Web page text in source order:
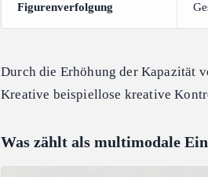
Figurenverfolgung
Durch die Erhöhung der Kapazität
Kreative beispiellose kreative
Was zählt als multimodale